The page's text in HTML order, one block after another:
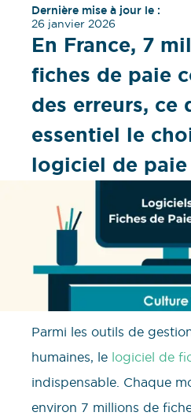
Dernière mise à jour le :
26 janvier 2026
En France, 7
fiches de paie
des erreurs, ce
essentiel le
logiciel de
Parmi les outils de
humaines, le logiciel de
indispensable. Chaque
environ 7 millions de